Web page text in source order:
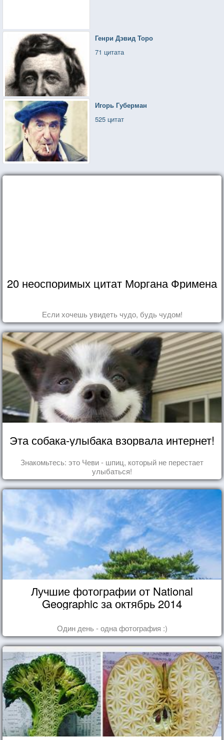
Генри Дэвид Торо
71 цитата
Игорь Губерман
525 цитат
20 неоспоримых цитат Моргана Фримена
Если хочешь увидеть чудо, будь чудом!
Эта собака-улыбака взорвала интернет!
Знакомьтесь: это Чеви - шпиц, который не перестает
улыбаться!
Лучшие фотографии от National
Geographic за октябрь 2014
Один день - одна фотография :)